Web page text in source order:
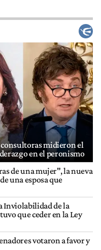
midieron el
en el peronismo
de una mujer", la nueva
una esposa que
Inviolabilidad de la
que ceder en la Ley
votaron a favor y